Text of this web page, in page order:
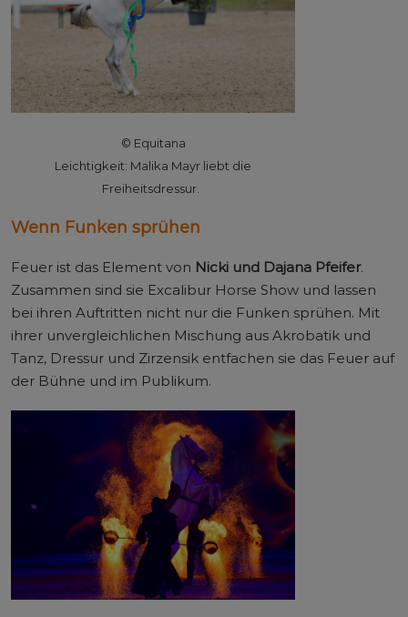
© Equitana
Leichtigkeit: Malika Mayr liebt die
Freiheitsdressur.
Wenn Funken sprühen
Feuer ist das Element von Nicki und Dajana Pfeifer.
Zusammen sind sie Excalibur Horse Show und lassen
bei ihren Auftritten nicht nur die Funken sprühen. Mit
ihrer unvergleichlichen Mischung aus Akrobatik und
Tanz, Dressur und Zirzensik entfachen sie das Feuer auf
der Bühne und im Publikum.